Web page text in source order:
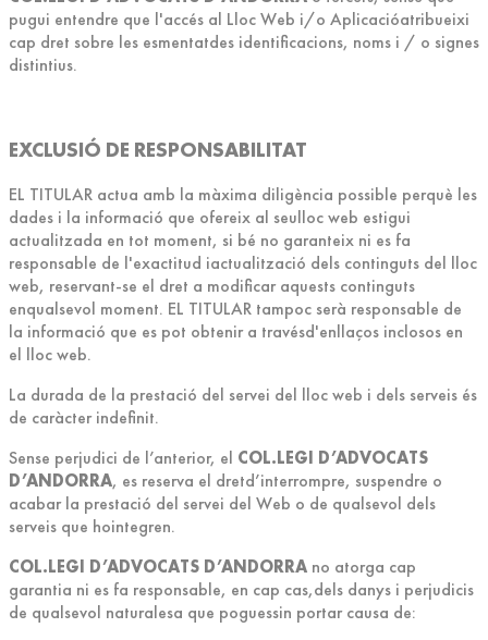
pugui entendre que l'accés al Lloc Web i/o Aplicacióatribueixi
cap dret sobre les esmentatdes identificacions, noms i / o signes
distintius.
EXCLUSIÓ DE RESPONSABILITAT
EL TITULAR actua amb la màxima diligència possible perquè les
dades i la informació que ofereix al seulloc web estigui
actualitzada en tot moment, si bé no garanteix ni es fa
responsable de l'exactitud iactualització dels continguts del lloc
web, reservant-se el dret a modificar aquests continguts
enqualsevol moment. EL TITULAR tampoc serà responsable de
la informació que es pot obtenir a travésd'enllaços inclosos en
el lloc web.
La durada de la prestació del servei del lloc web i dels serveis és
de caràcter indefinit.
Sense perjudici de l’anterior, el COL.LEGI D’ADVOCATS
D’ANDORRA, es reserva el dretd’interrompre, suspendre o
acabar la prestació del servei del Web o de qualsevol dels
serveis que hointegren.
COL.LEGI D’ADVOCATS D’ANDORRA no atorga cap
garantia ni es fa responsable, en cap cas,dels danys i perjudicis
de qualsevol naturalesa que poguessin portar causa de: